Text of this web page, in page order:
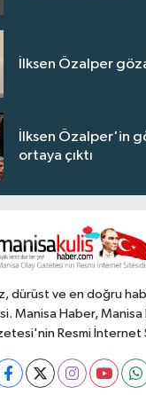
İlksen Özalper
İlksen Özalper'in
ortaya çıktı
dürüst ve en doğru
Manisa Haber, Manisa
Resmi İnternet